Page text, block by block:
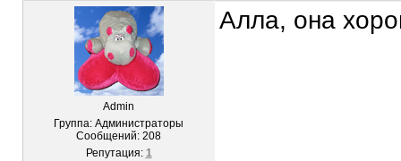
Admin
Группа: Администраторы
Сообщений: 208
Репутация: 1
Алла, она